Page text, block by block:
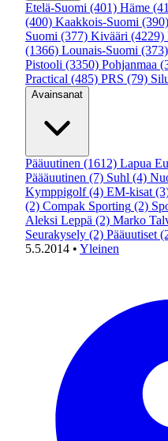
Etelä-Suomi (401) Häme
(400) Kaakkois-Suomi (390)
Suomi (377) Kivääri (4229)
(1366) Lounais-Suomi (373)
Pistooli (3350) Pohjanmaa
Practical (485) PRS (79)
Avainsanat
Pääuutinen (1612) Lapua
Päääuutinen (7) Suhl (4)
Kymppigolf (4) EM-kisat
(2) Compak Sporting (2)
Aleksi Leppä (2) Marko
Seurakysely (2) Pääuutiset
5.5.2014 • Yleinen